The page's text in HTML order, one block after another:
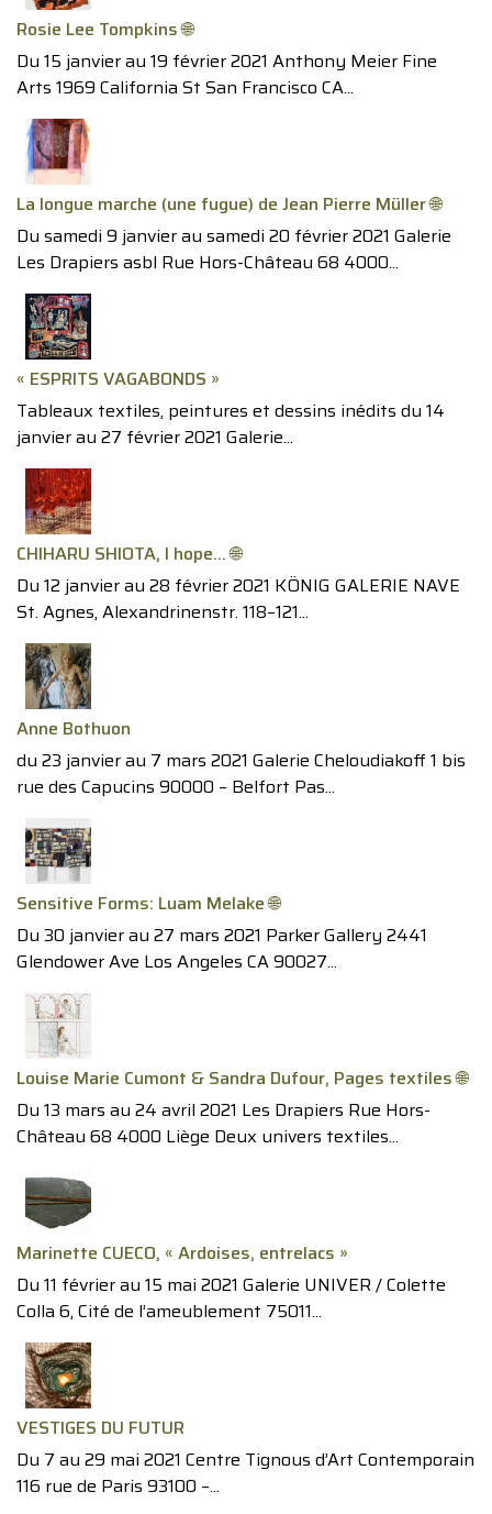
Rosie Lee Tompkins 🌐
Du 15 janvier au 19 février 2021 Anthony Meier Fine
Arts 1969 California St San Francisco CA...
La longue marche (une fugue) de Jean Pierre Müller 🌐
Du samedi 9 janvier au samedi 20 février 2021 Galerie
Les Drapiers asbl Rue Hors-Château 68 4000...
« ESPRITS VAGABONDS »
Tableaux textiles, peintures et dessins inédits du 14
janvier au 27 février 2021 Galerie...
CHIHARU SHIOTA, I hope… 🌐
Du 12 janvier au 28 février 2021 KÖNIG GALERIE NAVE
St. Agnes, Alexandrinenstr. 118–121...
Anne Bothuon
du 23 janvier au 7 mars 2021 Galerie Cheloudiakoff 1 bis
rue des Capucins 90000 – Belfort Pas...
Sensitive Forms: Luam Melake 🌐
Du 30 janvier au 27 mars 2021 Parker Gallery 2441
Glendower Ave Los Angeles CA 90027...
Louise Marie Cumont & Sandra Dufour, Pages textiles 🌐
Du 13 mars au 24 avril 2021 Les Drapiers Rue Hors-
Château 68 4000 Liège Deux univers textiles...
Marinette CUECO, « Ardoises, entrelacs »
Du 11 février au 15 mai 2021 Galerie UNIVER / Colette
Colla 6, Cité de l’ameublement 75011...
VESTIGES DU FUTUR
Du 7 au 29 mai 2021 Centre Tignous d’Art Contemporain
116 rue de Paris 93100 –...